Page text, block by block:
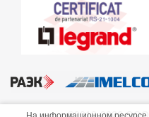
©2013-2026 ООО